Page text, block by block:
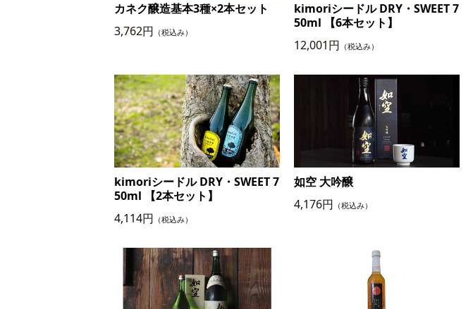
カネク醸造基本3種×2本セット
3,762円 （税込み）
kimoriシードル DRY・SWEET 7
50ml 【6本セット】
12,001円 （税込み）
kimoriシードル DRY・SWEET 7
50ml 【2本セット】
4,114円 （税込み）
如空 大吟醸
4,176円 （税込み）